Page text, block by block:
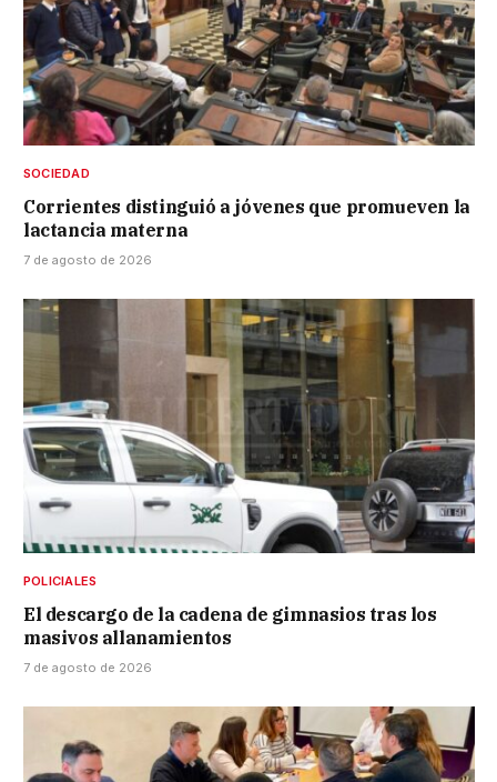
SOCIEDAD
Corrientes distinguió a jóvenes que promueven la
lactancia materna
7 de agosto de 2026
POLICIALES
El descargo de la cadena de gimnasios tras los
masivos allanamientos
7 de agosto de 2026